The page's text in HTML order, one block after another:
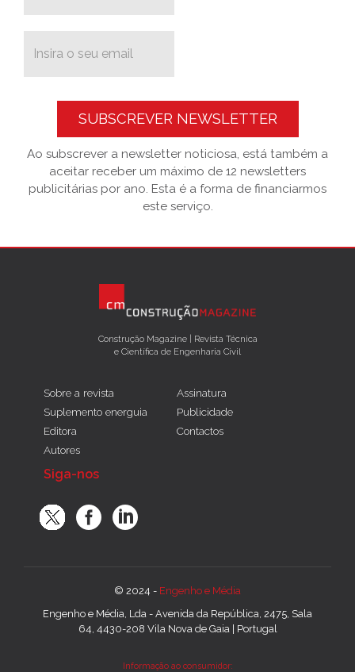
SUBSCREVER NEWSLETTER
Ao subscrever a newsletter noticiosa, está também a
aceitar receber um máximo de 12 newsletters
publicitárias por ano. Esta é a forma de financiarmos
este serviço.
Construção Magazine | Revista Técnica
e Científica de Engenharia Civil
Sobre a revista
Suplemento energuia
Editora
Autores
Assinatura
Publicidade
Contactos
Siga-nos
© 2024 - Engenho e Média
Engenho e Média, Lda - Avenida da República, 2475, Sala
64, 4430-208 Vila Nova de Gaia | Portugal
Informação ao consumidor: